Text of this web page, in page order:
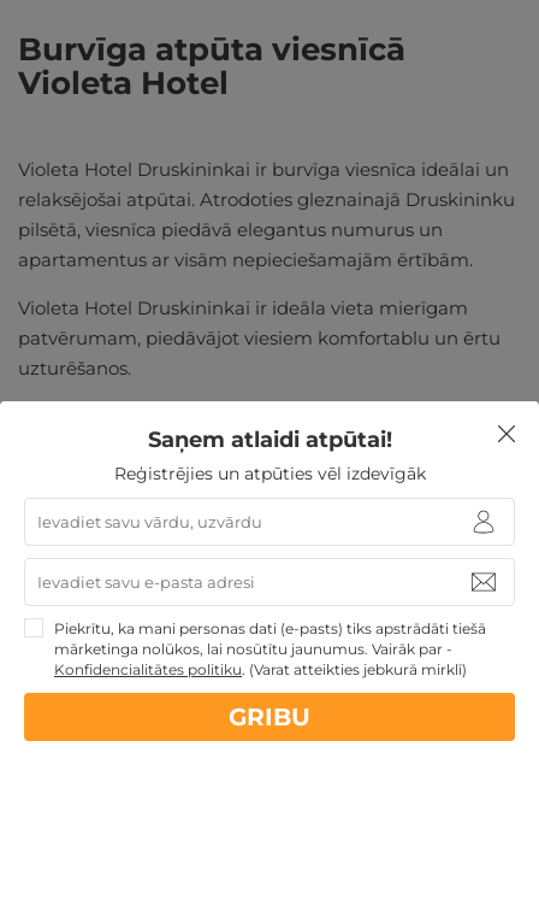
Burvīga atpūta viesnīcā
Violeta Hotel
Violeta Hotel Druskininkai ir burvīga viesnīca ideālai un
relaksējošai atpūtai. Atrodoties gleznainajā Druskininku
pilsētā, viesnīca piedāvā elegantus numurus un
apartamentus ar visām nepieciešamajām ērtībām.
Violeta Hotel Druskininkai ir ideāla vieta mierīgam
patvērumam, piedāvājot viesiem komfortablu un ērtu
uzturēšanos.
Atpūta upes krastā
Violeta Hotel Druskininkai atrodas Nemunas upes
krastā, nodrošinot viesiem skaistus skatus un iespēju
doties mierīgā pastaigā gar upes krastu.
Saņem atlaidi atpūtai!
Reģistrējies un atpūties vēl izdevīgāk
Piekrītu, ka mani personas dati (e-pasts) tiks apstrādāti tiešā
mārketinga nolūkos, lai nosūtītu jaunumus. Vairāk par -
Konfidencialitātes politiku. (Varat atteikties jebkurā mirklī)
GRIBU